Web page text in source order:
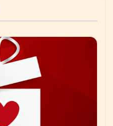
en el sector